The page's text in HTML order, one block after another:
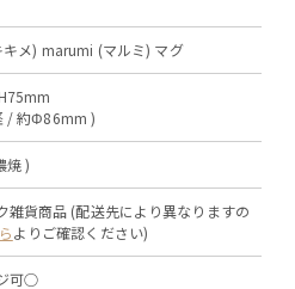
キメ) marumi (マルミ) マグ
/ 約Φ86mm )
焼 )
雑貨商品 (配送先により異なりますの
よりご確認ください)
可○